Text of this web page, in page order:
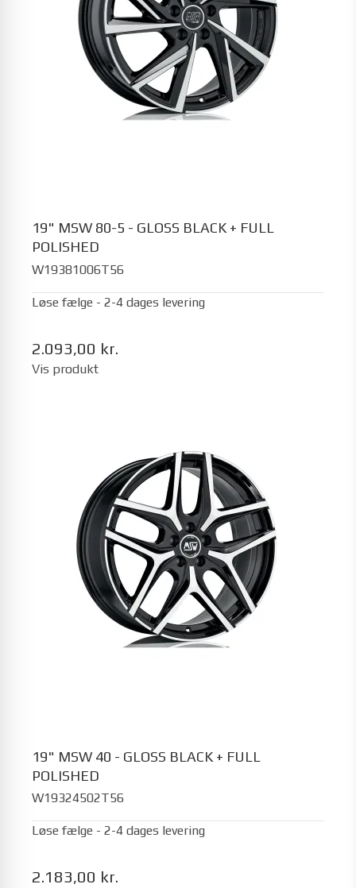
19" MSW 80-5 - GLOSS BLACK + FULL
POLISHED
W19381006T56
Løse fælge - 2-4 dages levering
2.093,00 kr.
Vis produkt
19" MSW 40 - GLOSS BLACK + FULL
POLISHED
W19324502T56
Løse fælge - 2-4 dages levering
2.183,00 kr.